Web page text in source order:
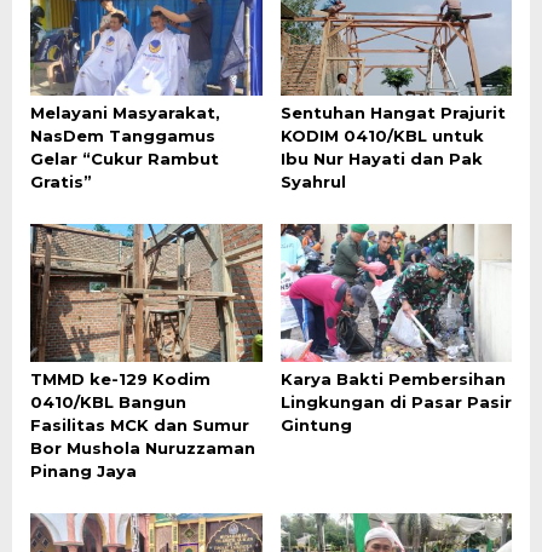
Melayani Masyarakat,
NasDem Tanggamus
Gelar “Cukur Rambut
Gratis”
Sentuhan Hangat Prajurit
KODIM 0410/KBL untuk
Ibu Nur Hayati dan Pak
Syahrul
TMMD ke-129 Kodim
0410/KBL Bangun
Fasilitas MCK dan Sumur
Bor Mushola Nuruzzaman
Pinang Jaya
Karya Bakti Pembersihan
Lingkungan di Pasar Pasir
Gintung